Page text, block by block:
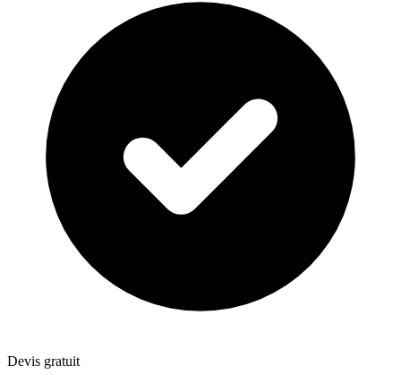
Devis gratuit